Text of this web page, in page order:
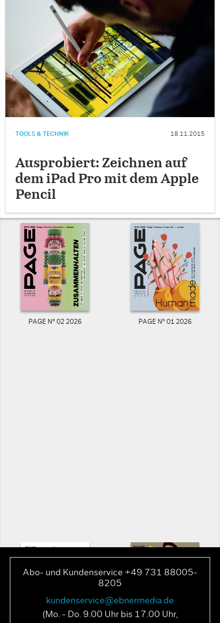
TOOLS & TECHNIK 18.11.2015
Ausprobiert: Zeichnen auf
dem iPad Pro mit dem Apple
Pencil
PAGE N° 02 2026 PAGE N° 01 2026
Abo- und Kundenservice +49 731 88005-
8205
kundenservice@ebnermedia.de
(Mo. - Do. 9.00 Uhr bis 17.00 Uhr,